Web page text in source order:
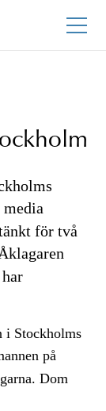
media
för två
Åklagaren
i Stockholms
på
Dom